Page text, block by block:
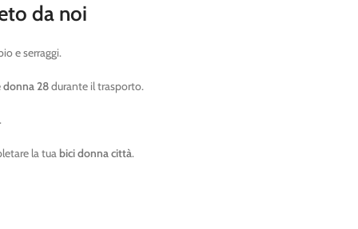
da noi
e serraggi.
donna 28durante il trasporto.
la tuabici donna città.